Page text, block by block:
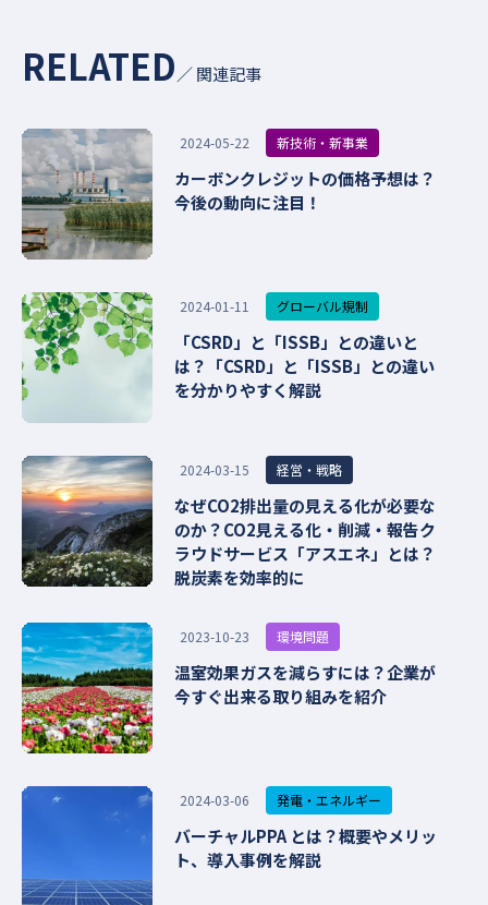
RELATED／ 関連記事
2024-05-22 新技術・新事業
カーボンクレジットの価格予想は？
今後の動向に注目！
2024-01-11 グローバル規制
「CSRD」と「ISSB」との違いと
は？「CSRD」と「ISSB」との違い
を分かりやすく解説
2024-03-15 経営・戦略
なぜCO2排出量の見える化が必要な
のか？CO2見える化・削減・報告ク
ラウドサービス「アスエネ」とは？
脱炭素を効率的に
2023-10-23 環境問題
温室効果ガスを減らすには？企業が
今すぐ出来る取り組みを紹介
2024-03-06 発電・エネルギー
バーチャルPPA とは？概要やメリッ
ト、導入事例を解説